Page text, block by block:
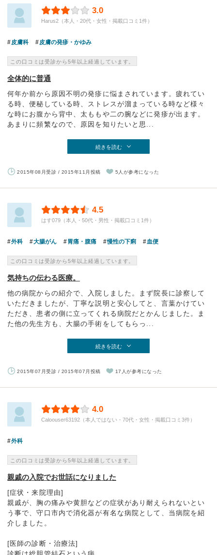
3.0
Harus2（本人・20代・女性・掲載口コミ1件）
皮膚科 皮膚の発疹・かゆみ
この口コミは受診から5年以上経過しています。
全体的に普通
何年か前から原因不明の発疹に悩まされています。疲れてい
る時、便秘している時、ストレスが溜まっている時など様々
な時にお腹から背中、太ももや二の腕などに発疹が出ます。
あまりに頻繁なので、原因を知りたいと思...
続きを読む
2015年08月受診 / 2015年11月投稿 5人が参考になった
4.5
はす079（本人・50代・男性・掲載口コミ1件）
外科 大腸がん 胃痛・腹痛 慢性の下痢 血便
この口コミは受診から5年以上経過しています。
気持ちの伝わる医療。
他の病院からの紹介で、入院しました。まず院長に診察して
いただきましたが、丁寧な説明と安心してと、言葉かけてい
ただき、患者の側に立ってくれる病院だとかんじました。ま
た他の先生方も、大腸の手術をしてもらっ...
続きを読む
2015年07月受診 / 2015年07月投稿 17人が参考になった
4.0
Caloouser63192（本人ではない・70代・女性・掲載口コミ3件）
外科
この口コミは受診から5年以上経過しています。
親戚の入院でお世話になりました
[症状・来院理由]
親戚が、胸の痛みや黄胆などの症状があり耐えられないとい
う事で、守口市内で消化器が有名な病院として、当病院を紹
介しました。
[医師の診断・治療法]